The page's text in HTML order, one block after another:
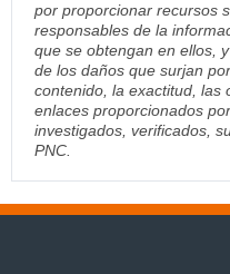
por proporcionar recursos
responsables de la
que se obtengan en ellos,
de los daños que surjan
contenido, la exactitud, las
enlaces proporcionados
investigados, verificados,
PNC.